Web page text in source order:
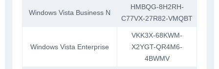
Windows Vista Business N
HMBQG-8H2RH-
C77VX-27R82-VMQBT
Windows Vista Enterprise
VKK3X-68KWM-
X2YGT-QR4M6-
4BWMV